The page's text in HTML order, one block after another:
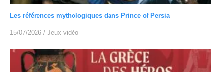
Les références mythologiques dans Prince of Persia
15/07/2026 / Jeux vidéo